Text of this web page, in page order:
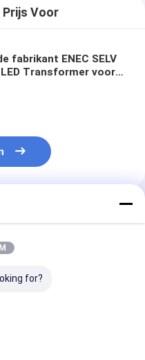
Prijs Voor
fabrikant ENEC SELV
Transformer voor
for?